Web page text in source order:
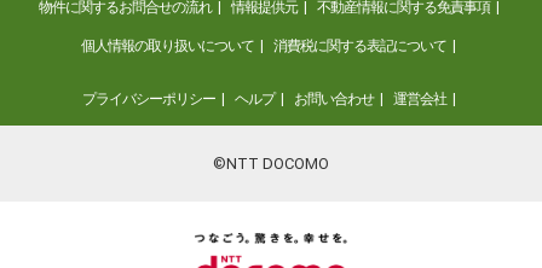
物件に関するお問合せの流れ 情報提供元 不動産情報に関する免責事項
個人情報の取り扱いについて 消費税に関する表記について
プライバシーポリシー ヘルプ お問い合わせ 運営会社
©NTT DOCOMO